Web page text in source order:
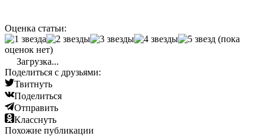
Оценка статьи:
(пока
оценок нет)
Загрузка...
Поделиться с друзьями:
Твитнуть
Поделиться
Отправить
Класснуть
Похожие публикации